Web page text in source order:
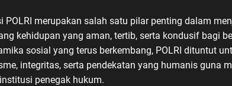
POLRI merupakan salah satu pilar penting dalam
kehidupan yang aman, tertib, serta kondusif bagi
sosial yang terus berkembang, POLRI dituntut
integritas, serta pendekatan yang humanis guna
penegak hukum.